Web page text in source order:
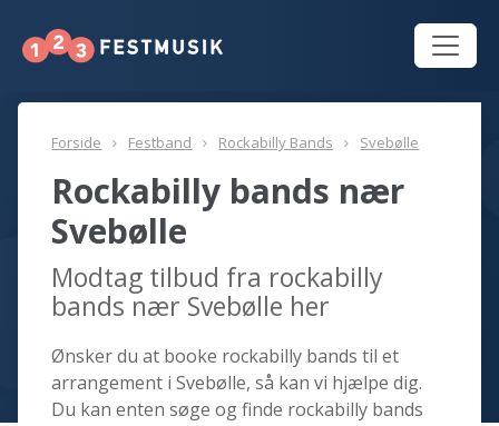
Forside Festband Rockabilly Bands Svebølle
Rockabilly bands nær
Svebølle
Modtag tilbud fra rockabilly
bands nær Svebølle her
Ønsker du at booke rockabilly bands til et
arrangement i Svebølle, så kan vi hjælpe dig.
Du kan enten søge og finde rockabilly bands